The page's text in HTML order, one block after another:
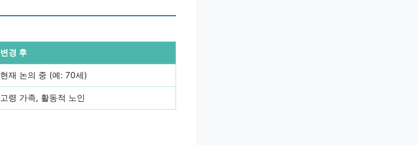
변경 후
현재 논의 중 (예: 70세)
고령 가족, 활동적 노인